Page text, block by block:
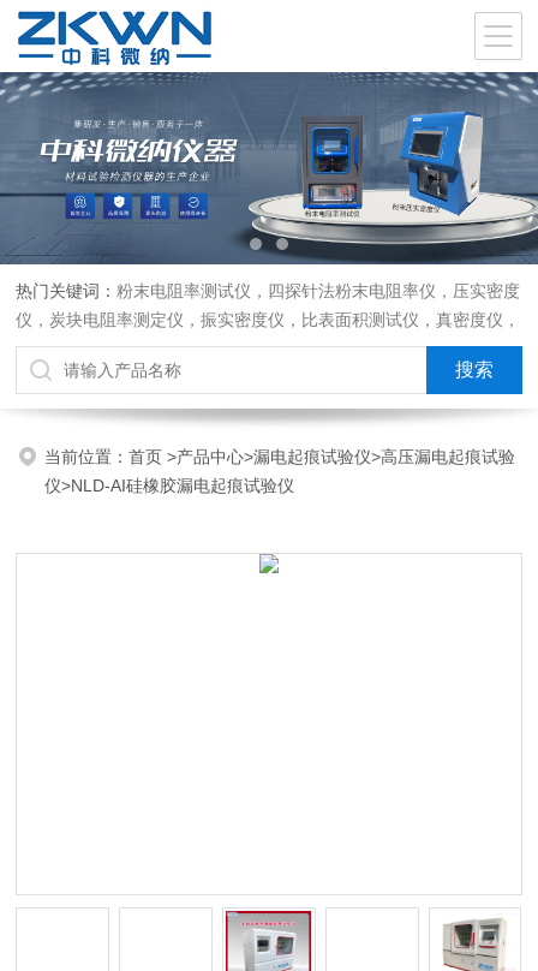
热门关键词：粉末电阻率测试仪，四探针法粉末电阻率仪，压实密度
仪，炭块电阻率测定仪，振实密度仪，比表面积测试仪，真密度仪，
炭块热膨胀仪，炭块透气率仪，炭块二氧化碳反应测定仪
当前位置：首页>产品中心>漏电起痕试验仪>高压漏电起痕试验
仪>NLD-AI硅橡胶漏电起痕试验仪